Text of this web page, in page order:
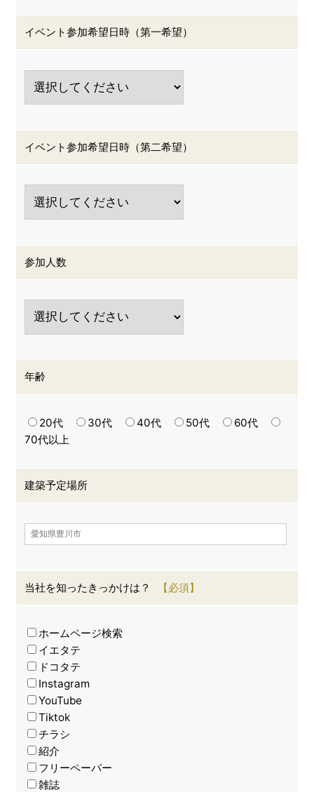
イベント参加希望日時（第一希望）
イベント参加希望日時（第二希望）
参加人数
年齢
20代 30代 40代 50代
60代
70代以上
建築予定場所
当社を知ったきっかけは？
ホームページ検索
イエタテ
ドコタテ
Instagram
YouTube
Tiktok
チラシ
紹介
フリーペーパー
雑誌